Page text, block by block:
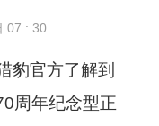
07 : 30
豹官方了解到
周年纪念型正